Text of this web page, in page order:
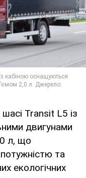
Transit L5 із
двигунами
л, що
та
екологічних